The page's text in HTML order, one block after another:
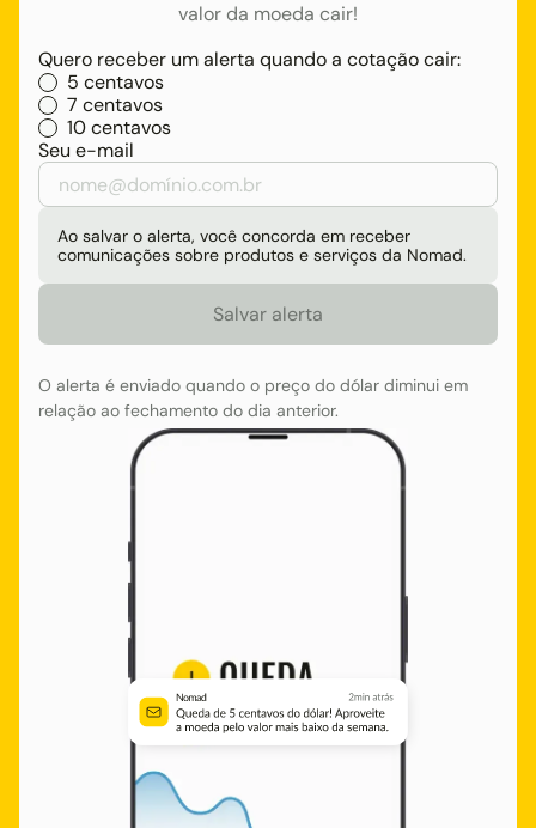
valor da moeda cair!
Quero receber um alerta quando a cotação cair:
5 centavos
7 centavos
10 centavos
Seu e-mail
Ao salvar o alerta, você concorda em receber
comunicações sobre produtos e serviços da Nomad.
O alerta é enviado quando o preço do dólar diminui em
relação ao fechamento do dia anterior.